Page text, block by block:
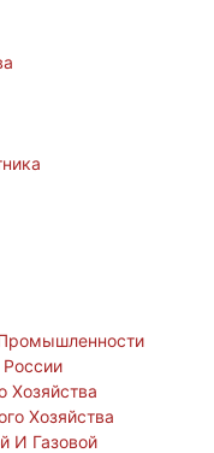
Хозяйства
Хозяйства
И Газовой